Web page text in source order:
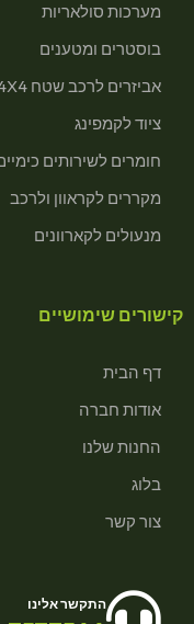
מערכות סולאריות
בוסטרים ומטענים
אביזרים לרכב שטח 4X4
ציוד לקמפינג
חומרים לשירותים
מקררים לקראוון ולרכב
מנעולים לקארוונים
קישורים שימושיים
דף הבית
אודות חברה
החנות שלנו
בלוג
צור קשר
התקשר אלינו